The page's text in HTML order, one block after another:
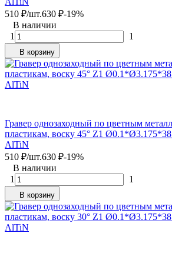
510 ₽/шт.630 ₽-19%
В наличии
1
1
В корзину
Гравер однозаходный по цветным
пластикам, воску 45° Z1
AlTiN
510 ₽/шт.630 ₽-19%
В наличии
1
1
В корзину